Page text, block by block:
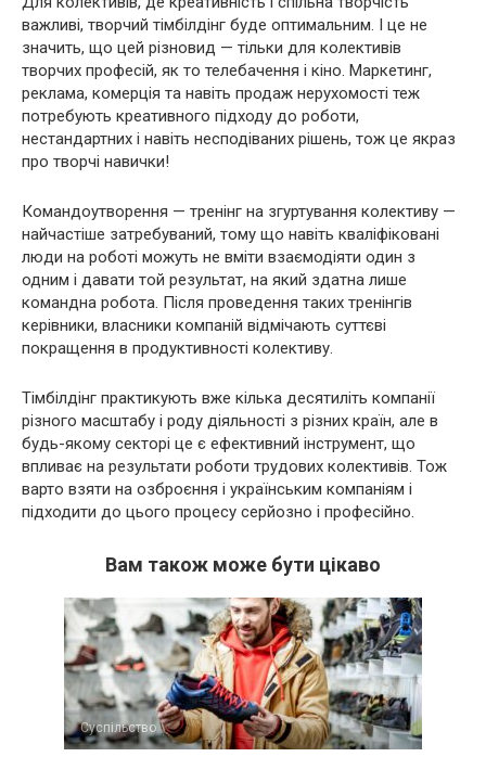
важливі, творчий тімбілдінг буде оптимальним. І це не
значить, що цей різновид — тільки для колективів
творчих професій, як то телебачення і кіно. Маркетинг,
реклама, комерція та навіть продаж нерухомості теж
потребують креативного підходу до роботи,
нестандартних і навіть несподіваних рішень, тож це якраз
про творчі навички!
Командоутворення — тренінг на згуртування колективу —
найчастіше затребуваний, тому що навіть кваліфіковані
люди на роботі можуть не вміти взаємодіяти один з
одним і давати той результат, на який здатна лише
командна робота. Після проведення таких тренінгів
керівники, власники компаній відмічають суттєві
покращення в продуктивності колективу.
Тімбілдінг практикують вже кілька десятиліть компанії
різного масштабу і роду діяльності з різних країн, але в
будь-якому секторі це є ефективний інструмент, що
впливає на результати роботи трудових колективів. Тож
варто взяти на озброєння і українським компаніям і
підходити до цього процесу серйозно і професійно.
Вам також може бути цікаво
Суспільство